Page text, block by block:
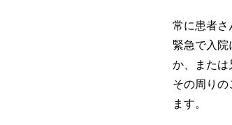
常に患者さ
緊急で入
か、または
その周り
ます。